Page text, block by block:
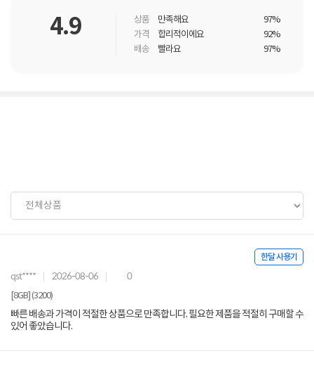
4.9 상품 만족해요
97%
가격
합리적이에요
92%
배송
빨라요 97%
한달 사용기
qst**** 2026-08-06 0
[8GB] (3200)
빠른 배송과 가격이 적절한 상품으로 만족합니다. 필요한 제품을 적절히 구매할 수
있어 좋았습니다.